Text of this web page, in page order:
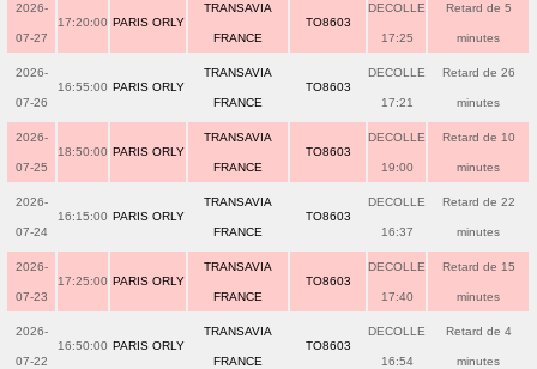
2026-
07-27
17:20:00 PARIS ORLY
TRANSAVIA
FRANCE
TO8603
DECOLLE
17:25
Retard de 5
minutes
2026-
07-26
16:55:00 PARIS ORLY
TRANSAVIA
FRANCE
TO8603
DECOLLE
17:21
Retard de 26
minutes
2026-
07-25
18:50:00 PARIS ORLY
TRANSAVIA
FRANCE
TO8603
DECOLLE
19:00
Retard de 10
minutes
2026-
07-24
16:15:00 PARIS ORLY
TRANSAVIA
FRANCE
TO8603
DECOLLE
16:37
Retard de 22
minutes
2026-
07-23
17:25:00 PARIS ORLY
TRANSAVIA
FRANCE
TO8603
DECOLLE
17:40
Retard de 15
minutes
2026-
07-22
16:50:00 PARIS ORLY
TRANSAVIA
FRANCE
TO8603
DECOLLE
16:54
Retard de 4
minutes